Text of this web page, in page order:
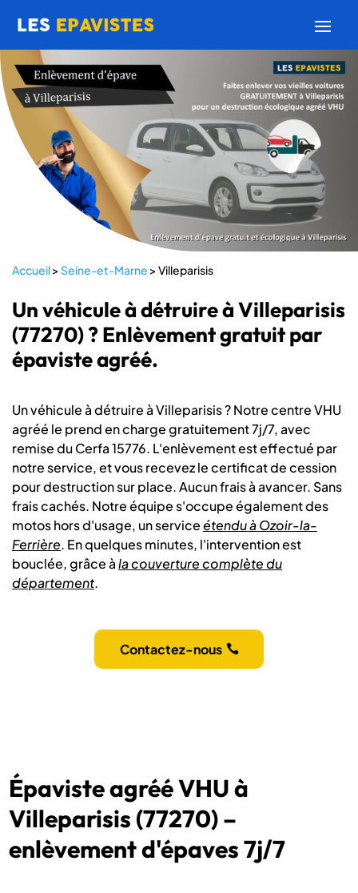
Accueil>Seine-et-Marne >Villeparisis
Un véhicule à détruire à Villeparisis
(77270) ? Enlèvement gratuit par
épaviste agréé.
Un véhicule à détruire à Villeparisis ? Notre centre VHU
agréé le prend en charge gratuitement 7j/7, avec
remise du Cerfa 15776. L'enlèvement est effectué par
notre service, et vous recevez le certificat de cession
pour destruction sur place. Aucun frais à avancer. Sans
frais cachés. Notre équipe s'occupe également des
motos hors d'usage, un serviceétendu à Ozoir-la-
Ferrière. En quelques minutes, l'intervention est
bouclée, grâce àla couverture complète du
département.
Contactez-nous
Épaviste agréé VHU à
Villeparisis (77270) –
enlèvement d'épaves 7j/7